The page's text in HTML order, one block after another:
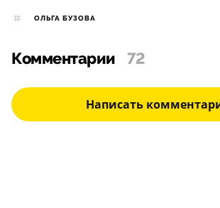
ОЛЬГА БУЗОВА
Комментарии 72
Написать